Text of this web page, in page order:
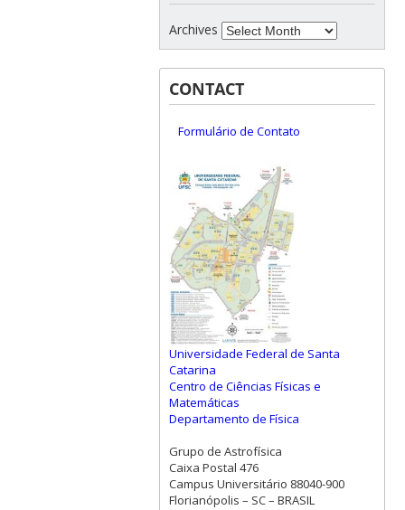
Archives
CONTACT
Formulário de Contato
Universidade Federal de Santa
Catarina
Centro de Ciências Físicas e
Matemáticas
Departamento de Física
Grupo de Astrofísica
Caixa Postal 476
Campus Universitário 88040-900
Florianópolis – SC – BRASIL